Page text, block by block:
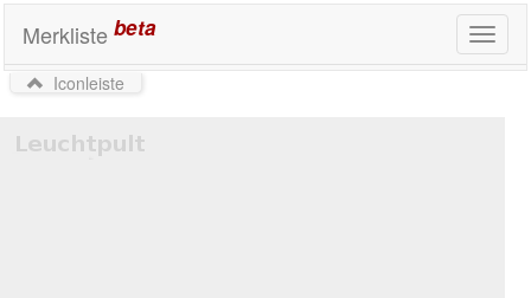
Toggle
Merkliste beta
Iconleiste